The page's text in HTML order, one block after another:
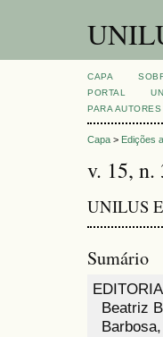
CAPA
PORTAL
PARA AUTORES
Capa > Edições
v. 15, n.
UNILUS
Sumário
Beatriz